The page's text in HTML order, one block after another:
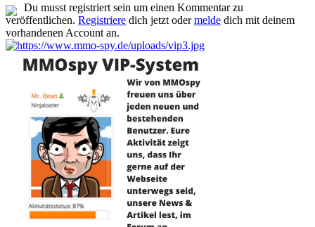
Du musst registriert sein um einen Kommentar zu
veröffentlichen. Registriere dich jetzt odermelde dich mit deinem
vorhandenen Account an.